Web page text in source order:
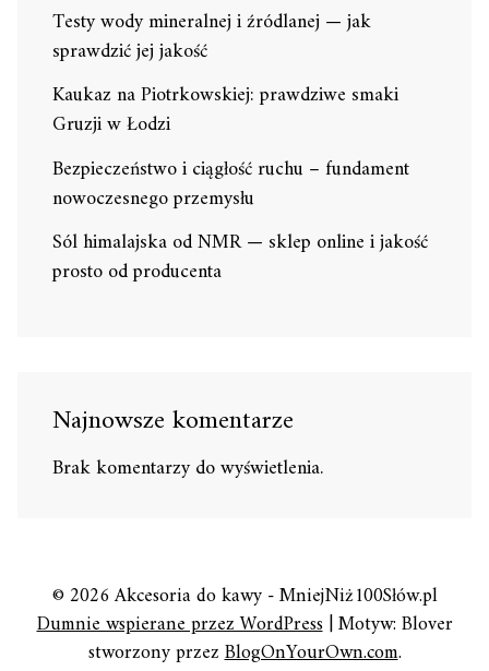
Testy wody mineralnej i źródlanej — jak
sprawdzić jej jakość
Kaukaz na Piotrkowskiej: prawdziwe smaki
Gruzji w Łodzi
Bezpieczeństwo i ciągłość ruchu – fundament
nowoczesnego przemysłu
Sól himalajska od NMR — sklep online i jakość
prosto od producenta
Najnowsze komentarze
Brak komentarzy do wyświetlenia.
© 2026 Akcesoria do kawy - MniejNiż100Słów.pl
Dumnie wspierane przez WordPress|Motyw: Blover
stworzony przezBlogOnYourOwn.com.